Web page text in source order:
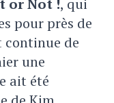
or Not !, qui
pour près de
continue de
une
ait été